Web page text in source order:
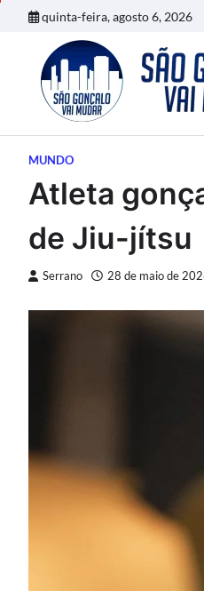
quinta-feira, agosto 6, 2026
MUNDO
Atleta
de Jiu-jítsu
Serrano 28 de maio de